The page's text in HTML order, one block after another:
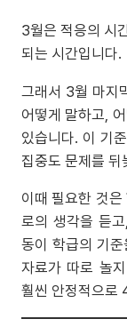
3월은 적응의 시
되는 시간입니다.
그래서 3월 마지
어떻게 말하고,
있습니다. 이 기
집중도 문제를
이때 필요한 것
로의 생각을 듣
동이 학급의 기
자료가 따로 놀
훨씬 안정적으로